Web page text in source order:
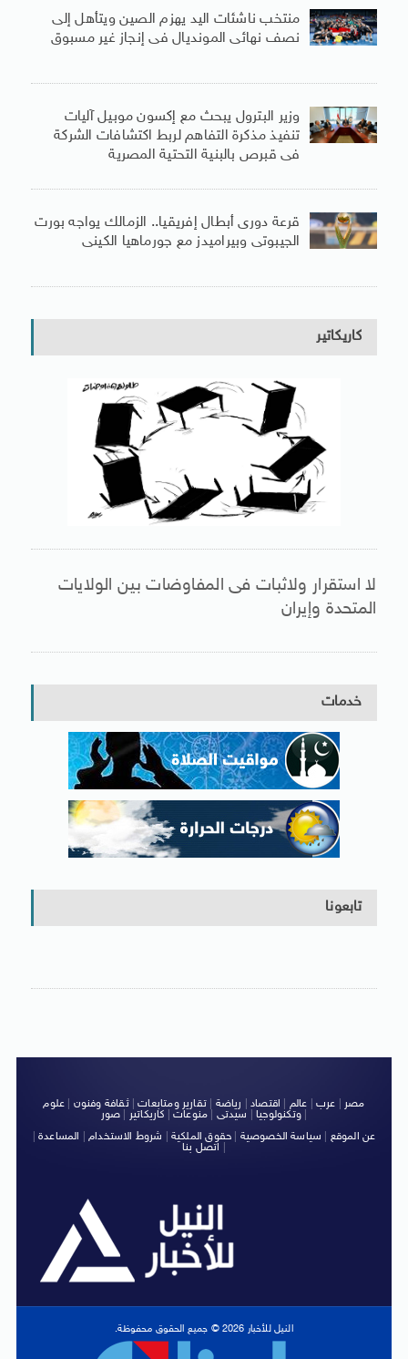
منتخب ناشئات اليد يهزم الصين ويتأهل إلى
نصف نهائى المونديال فى إنجاز غير مسبوق
وزير البترول يبحث مع إكسون موبيل آليات
تنفيذ مذكرة التفاهم لربط اكتشافات الشركة
فى قبرص بالبنية التحتية المصرية
قرعة دورى أبطال إفريقيا.. الزمالك يواجه بورت
الجيبوتى وبيراميدز مع جورماهيا الكينى
كاريكاتير
لا استقرار ولاثبات فى المفاوضات بين الولايات
المتحدة وإيران
خدمات
تابعونا
مصر عرب عالم اقتصاد رياضة |تقارير ومتابعات|ثقافة وفنون
علوم
وتكنولوجيا| سيدتى منوعات كاريكاتير صور
|
عن الموقع
سياسة الخصوصية حقوق الملكية شروط الاستخدام| المساعدة|
اتصل بنا
النيل للأخبار 2026 © جميع الحقوق محفوظة.